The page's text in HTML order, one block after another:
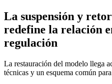
La suspensión y
redefine la relación
regulación
La restauración del modelo llega
técnicas y un esquema común